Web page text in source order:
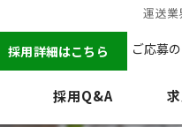
運送業
採用詳細はこちら ご応募
採用Q&A